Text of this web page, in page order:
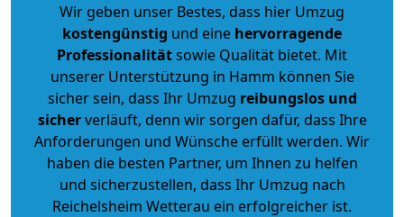
Wir geben unser Bestes, dass hier Umzug
kostengünstig und eine hervorragende
Professionalitätsowie Qualität bietet. Mit
unserer Unterstützung in Hamm können Sie
sicher sein, dass Ihr Umzug reibungslos und
sicherverläuft, denn wir sorgen dafür, dass Ihre
Anforderungen und Wünsche erfüllt werden. Wir
haben die besten Partner, um Ihnen zu helfen
und sicherzustellen, dass Ihr Umzug nach
Reichelsheim Wetterau ein erfolgreicher ist.